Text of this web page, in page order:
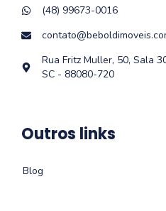
(48) 99673-0016
Rua Fritz Muller, 50, Sala
SC - 88080-720
Outros links
Blog